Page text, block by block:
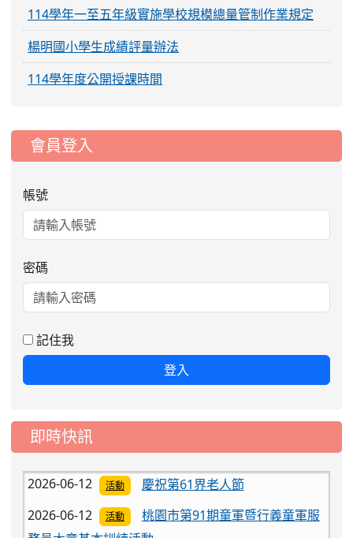
114學年一至五年級實施學校規模總量管制作業規定
楊明國小學生成績評量辦法
114學年度公開授課時間
::: 會員登入
帳號
密碼
記住我
登入
即時快訊
2026-06-12
務員木章基本訓練活動
活體驗育樂營活動實施計畫
紙風車368鄉鎮市區兒童藝術工
2026-06-12
競賽
115學年度全國學生南北管音樂
比賽
2026-06-12
活動
慶祝第61界老人節
務員木章基本訓練活動